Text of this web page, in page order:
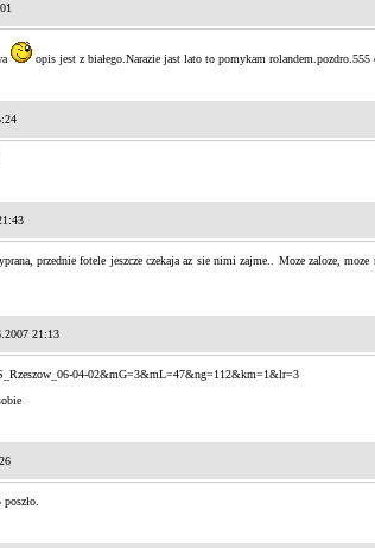
opis jest z białego.Narazie jast lato to pomykam rolandem.pozdro.555
przednie fotele jeszcze czekaja az sie nimi zajme.. Moze zaloze,
21:13
04-02&mG=3&mL=47&ng=112&km=1&lr=3